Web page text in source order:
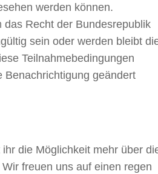
werden können.
Recht der Bundesrepublik
sein oder werden bleibt
Teilnahmebedingungen
Benachrichtigung geändert
die Möglichkeit mehr über
freuen uns auf einen regen